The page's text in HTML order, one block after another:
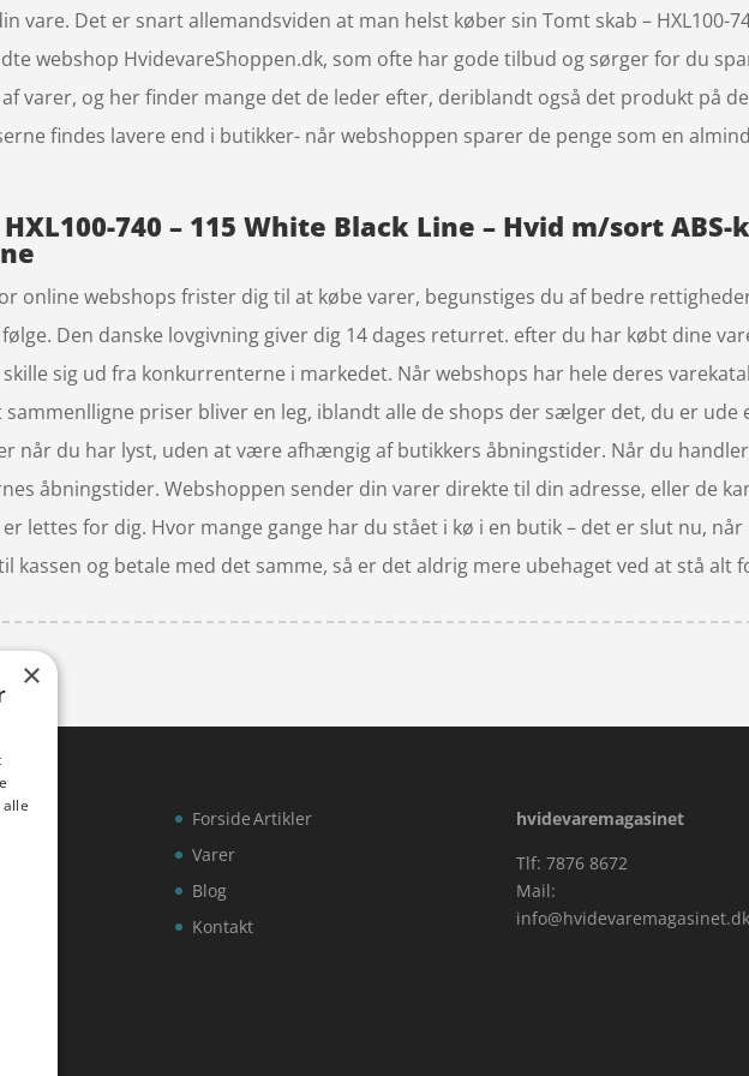
vare. Det er snart allemandsviden at man helst køber sin Tomt skab – HXL100-
webshop HvidevareShoppen.dk, som ofte har gode tilbud og sørger for du
varer, og her finder mange det de leder efter, deriblandt også det produkt på
findes lavere end i butikker- når webshoppen sparer de penge som en
740 – 115 White Black Line – Hvid m/sort
online webshops frister dig til at købe varer, begunstiges du af bedre
Den danske lovgivning giver dig 14 dages returret. efter du har købt dine
sig ud fra konkurrenterne i markedet. Når webshops har hele deres
sammenlligne priser bliver en leg, iblandt alle de shops der sælger det, du er ude
når du har lyst, uden at være afhængig af butikkers åbningstider. Når du
åbningstider. Webshoppen sender din varer direkte til din adresse, eller de
lettes for dig. Hvor mange gange har du stået i kø i en butik – det er slut nu,
kassen og betale med det samme, så er det aldrig mere ubehaget ved at stå alt
Forside
Varer
Blog
Kontakt
Artikler
hvidevaremagasinet
Tlf: 7876 8672
Mail:
info@hvidevaremagasinet.dk
×